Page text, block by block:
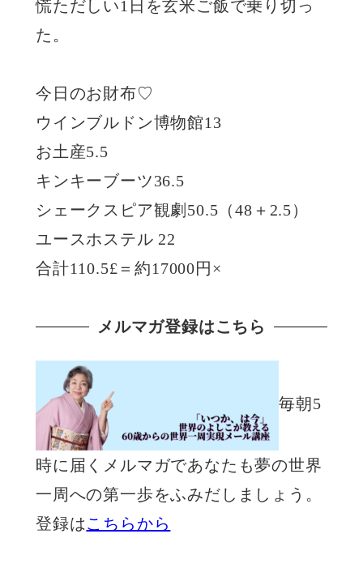
慌ただしい1日を玄米ご飯で乗り切っ
た。
今日のお財布♡
ウインブルドン博物館13
お土産5.5
キンキーブーツ36.5
シェークスピア観劇50.5（48＋2.5）
ユースホステル 22
合計110.5£＝約17000円×
メルマガ登録はこちら
毎朝5
時に届くメルマガであなたも夢の世界
一周への第一歩をふみだしましょう。
登録はこちらから